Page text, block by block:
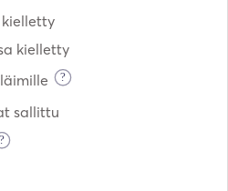
kielletty
?
sallittu
?